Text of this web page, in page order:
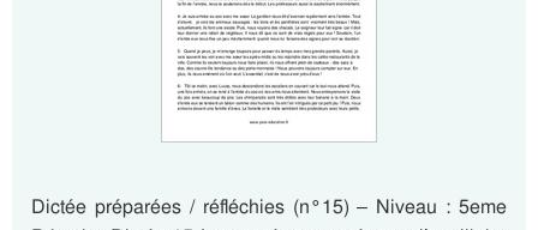
Dictée préparées / réfléchies (n°15) – Niveau : 5eme